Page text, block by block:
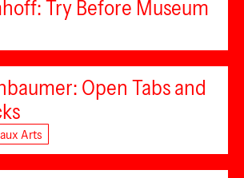
Try Before Museum
Open Tabs and
Arts